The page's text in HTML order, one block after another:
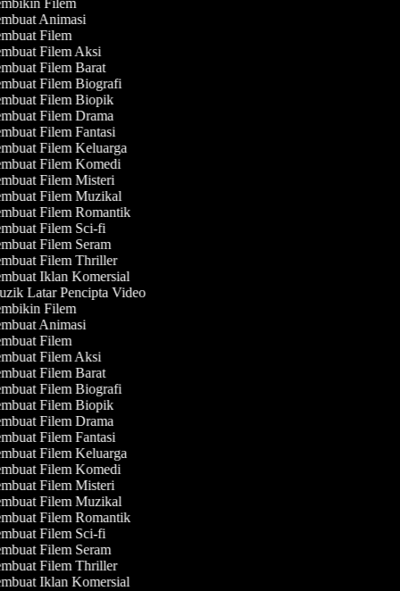
Filem
Animasi
Filem
Filem Aksi
Filem Barat
Filem Biografi
Filem Biopik
Filem Drama
Filem Fantasi
Filem Keluarga
Filem Komedi
Filem Misteri
Filem Muzikal
Filem Romantik
Filem Sci-fi
Filem Seram
Filem Thriller
Iklan Komersial
Latar Pencipta Video
Filem
Animasi
Filem
Filem Aksi
Filem Barat
Filem Biografi
Filem Biopik
Filem Drama
Filem Fantasi
Filem Keluarga
Filem Komedi
Filem Misteri
Filem Muzikal
Filem Romantik
Filem Sci-fi
Filem Seram
Filem Thriller
Iklan Komersial